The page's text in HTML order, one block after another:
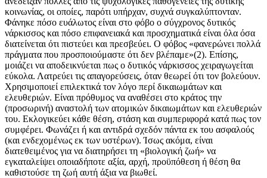
κοινωνίας, οι οποίες, παρότι υπήρχαν, συχνά συγκαλύπτονταν.
Φάνηκε πόσο ευάλωτος είναι στο φόβο ο σύγχρονος δυτικός
νάρκισσος και πόσο επιφανειακά και προσχηματικά είναι όλα όσα
διατείνεται ότι πιστεύει και πρεσβεύει. Ο φόβος «φανερώνει πολλά
πράγματα που προσποιούμαστε ότι δεν βλέπαμε»(2). Επίσης,
μοιάζει να αποδεικνύεται πως ο δυτικός νάρκισσος χειραγωγείται
εύκολα. Λατρεύει τις απαγορεύσεις, όταν θεωρεί ότι τον βολεύουν.
Χρησιμοποιεί επιλεκτικά τον λόγο περί δικαιωμάτων και
ελευθεριών. Είναι πρόθυμος να αναθέσει στο κράτος την
(προσωρινή) αναστολή των ατομικών δικαιωμάτων και ελευθεριών
του. Εκλογικεύει κάθε θέση, στάση και συμπεριφορά κατά πως τον
συμφέρει. Φωνάζει ή και αντιδρά σχεδόν πάντα εκ του ασφαλούς
(και ενδεχομένως εκ των υστέρων). Ίσως ακόμα, είναι
διατεθειμένος για να διατηρήσει τη «βιολογική ζωή» να
εγκαταλείψει οποιαδήποτε αξία, αρχή, προϋπόθεση ή θέση θα
καθιστούσε τη ζωή αυτή άξια να βιωθεί.